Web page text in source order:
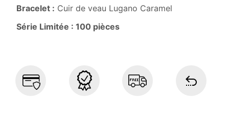
Bracelet : Cuir de veau Lugano Caramel
Série Limitée : 100 pièces